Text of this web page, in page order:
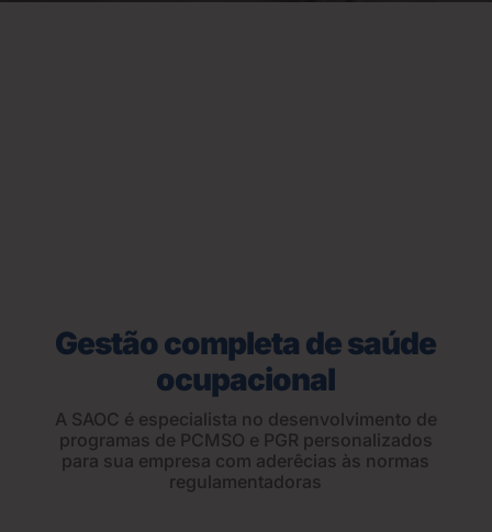
Gestão completa de saúde
ocupacional
A SAOC é especialista no desenvolvimento de
programas de PCMSO e PGR personalizados
para sua empresa com aderêcias às normas
regulamentadoras